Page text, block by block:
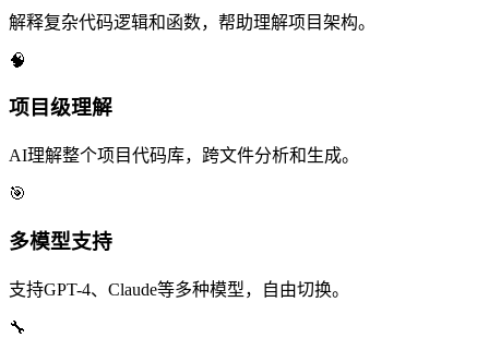
解释复杂代码逻辑和函数，帮助理解项目架构。
🧠
项目级理解
AI理解整个项目代码库，跨文件分析和生成。
🎯
多模型支持
支持GPT-4、Claude等多种模型，自由切换。
🔧